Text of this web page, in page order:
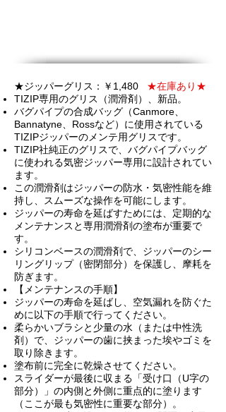
★ジッパーグリス：￥1,480 ★在庫あり★
TIZIP専用のグリス（潤滑剤）、新品。
バグパイプの合成バッグ（Canmore、
Bannatyne、Rossなど）に使用されている
TIZIPジッパーのメンテ用グリスです。
TIZIP社純正のグリスで、バグパイプバッグ
に使われる気密ジッパー専用に設計されてい
ます。
この潤滑剤はジッパーの防水・気密性能を維
持し、スムーズな操作を可能にします。
ジッパーの寿命を延ばすためには、定期的な
メンテナンスと専用潤滑剤の塗布が重要で
す。
シリコンベースの潤滑剤で、ジッパーのシー
リングリップ（密閉部分）を保護し、摩耗を
防ぎます。
【メンテナンスの手順】
ジッパーの寿命を延ばし、空気漏れを防ぐた
めに以下の手順で行ってください。
柔らかいブラシと少量の水（または中性洗
剤）で、ジッパーの歯に挟まった埃やゴミを
取り除きます。
塗布前に完全に乾燥させてください。
スライダーが最後に収まる「受け口（U字の
部分）」の内側と外側に重点的に塗ります
（ ここが最も気密性に重要な部分）。